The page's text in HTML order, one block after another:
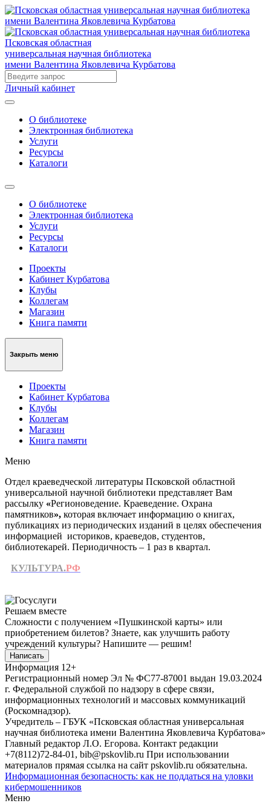
Псковская областная
универсальная научная библиотека
имени Валентина Яковлевича Курбатова
Личный кабинет
О библиотеке
Электронная библиотека
Услуги
Ресурсы
Каталоги
О библиотеке
Электронная библиотека
Услуги
Ресурсы
Каталоги
Проекты
Кабинет Курбатова
Клубы
Коллегам
Магазин
Книга памяти
Закрыть меню
Проекты
Кабинет Курбатова
Клубы
Коллегам
Магазин
Книга памяти
Меню
Отдел краеведческой литературы Псковской областной
универсальной научной библиотеки представляет Вам
рассылку «Регионоведение. Краеведение. Охрана
памятников», которая включает информацию о книгах,
публикациях из периодических изданий в целях обеспечения
информацией историков, краеведов, студентов,
библиотекарей. Периодичность – 1 раз в квартал.
КУЛЬТУРА.РФ
Решаем вместе
Сложности с получением «Пушкинской карты» или
приобретением билетов? Знаете, как улучшить работу
учреждений культуры? Напишите — решим!
Написать
Информация 12+
Регистрационный номер Эл № ФС77-87001 выдан 19.03.2024
г. Федеральной службой по надзору в сфере связи,
информационных технологий и массовых коммуникаций
(Роскомнадзор).
Учредитель – ГБУК «Псковская областная универсальная
научная библиотека имени Валентина Яковлевича Курбатова»
Главный редактор Л.О. Егорова. Контакт редакции
+7(8112)72-84-01, bib@pskovlib.ru При использовании
материалов прямая ссылка на сайт pskovlib.ru обязательна.
Информационная безопасность: как не поддаться на уловки
кибермошенников
Меню